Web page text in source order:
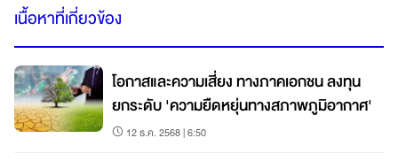
เนื้อหาที่เกี่ยวข้อง
โอกาสและความเสี่ยง ทางภาคเอกชน ลงทุน
ยกระดับ 'ความยืดหยุ่นทางสภาพภูมิอากาศ'
12 ธ.ค. 2568 | 6:50